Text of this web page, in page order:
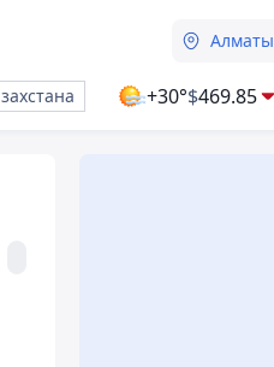
Алматы
+30°$469.85